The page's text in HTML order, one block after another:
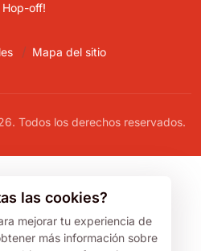
Hop-off!
Mapa del sitio
Todos los derechos reservados.
las cookies?
mejorar tu experiencia de
más información sobre